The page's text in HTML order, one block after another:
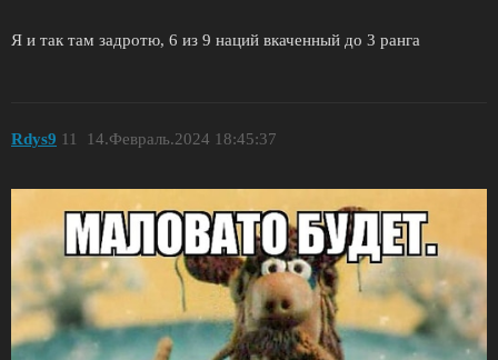
Я и так там задротю, 6 из 9 наций вкаченный до 3 ранга
Rdys9 14.Февраль.2024 18:45:37
11